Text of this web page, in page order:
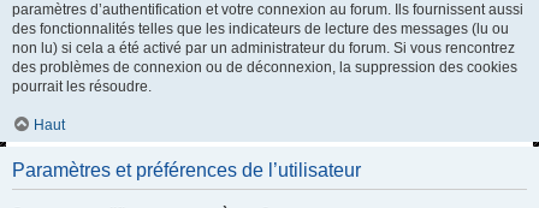
paramètres d’authentification et votre connexion au forum. Ils fournissent aussi
des fonctionnalités telles que les indicateurs de lecture des messages (lu ou
non lu) si cela a été activé par un administrateur du forum. Si vous rencontrez
des problèmes de connexion ou de déconnexion, la suppression des cookies
pourrait les résoudre.
Haut
Paramètres et préférences de l’utilisateur